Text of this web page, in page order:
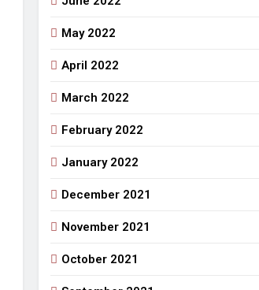
May 2022
April 2022
March 2022
February 2022
January 2022
December 2021
November 2021
October 2021